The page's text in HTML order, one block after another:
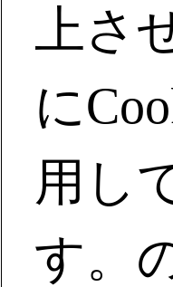
Building Safety
View Webinar on
上さ
に
用し
す。